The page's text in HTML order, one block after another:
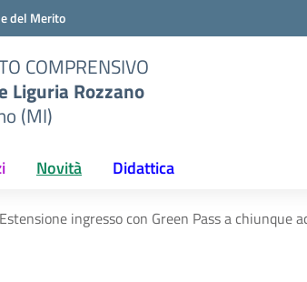
del Merito
COMPRENSIVO
Liguria Rozzano
(MI)
Novità Didattica
Estensione ingresso con Green Pass a chiunque